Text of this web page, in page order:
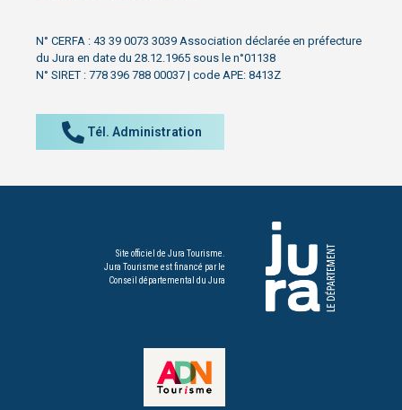
N° CERFA : 43 39 0073 3039 Association déclarée en préfecture
du Jura en date du 28.12.1965 sous le n°01138
N° SIRET : 778 396 788 00037 | code APE: 8413Z
Tél. Administration
Site officiel de Jura Tourisme.
Jura Tourisme est financé par le
Conseil départemental du Jura